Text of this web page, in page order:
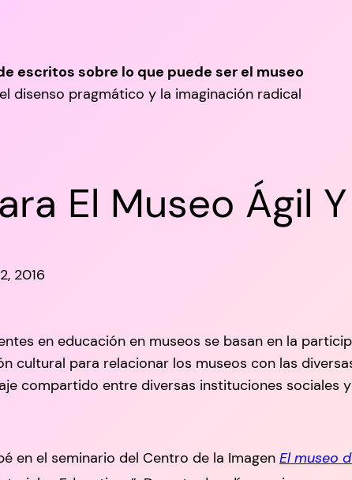
escritos sobre lo que puede ser el museo
disenso pragmático y la imaginación radical
El Museo Ágil
2016
en educación en museos se basan en la
cultural para relacionar los museos con las
compartido entre diversas instituciones sociales
en el seminario del Centro de la Imagen El museo